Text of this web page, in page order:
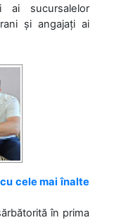
ai sucursalelor
și angajați ai
cele mai înalte
în prima